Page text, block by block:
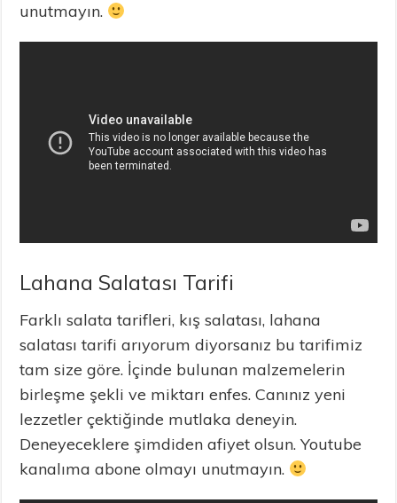
unutmayın.
Lahana Salatası Tarifi
Farklı salata tarifleri, kış salatası, lahana
salatası tarifi arıyorum diyorsanız bu tarifimiz
tam size göre. İçinde bulunan malzemelerin
birleşme şekli ve miktarı enfes. Canınız yeni
lezzetler çektiğinde mutlaka deneyin.
Deneyeceklere şimdiden afiyet olsun. Youtube
kanalıma abone olmayı unutmayın.